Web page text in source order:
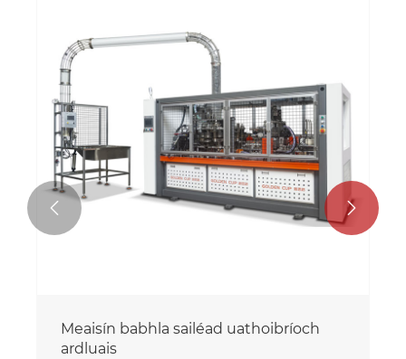
Meaisín babhla sailéad ardluais
uathoibríoch
 